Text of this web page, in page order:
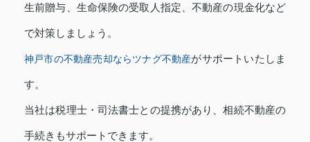
生前贈与、生命保険の受取人指定、不動産の現金化など
で対策しましょう。
神戸市の不動産売却ならツナグ不動産がサポートいたしま
す。
当社は税理士・司法書士との提携があり、相続不動産の
手続きもサポートできます。